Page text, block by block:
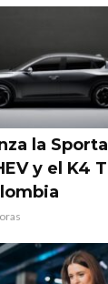
la
y el K4